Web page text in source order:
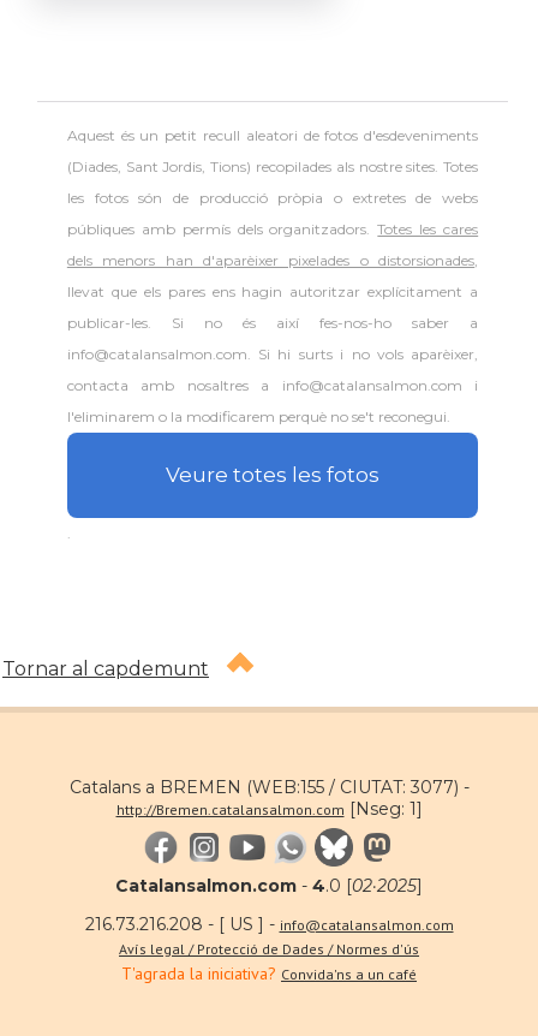
Aquest és un petit recull aleatori defotos d'esdeveniments
(Diades, Sant Jordis, Tions) recopilades als nostre sites. Totes
les fotos són de producció pròpia o extretes de webs
públiques amb permís dels organitzadors.Totes les cares
dels menors han d'aparèixer pixelades o distorsionades,
llevat que els pares ens hagin autoritzar explícitament a
publicar-les. Si no és així fes-nos-ho saber a
info@catalansalmon.com. Si hi surts i no vols aparèixer,
contacta amb nosaltres a info@catalansalmon.com i
l'eliminarem o la modificarem perquè no se't reconegui.
Veure totes les fotos
Tornar al capdemunt
Catalans a BREMEN (WEB:155 / CIUTAT: 3077) -
http://Bremen.catalansalmon.com [Nseg: 1]
Catalansalmon.com - 4.0 [02·2025]
216.73.216.208 - [ US ] - info@catalansalmon.com
Avís legal / Protecció de Dades / Normes d'ús
T'agrada la iniciativa? Convida'ns a un café